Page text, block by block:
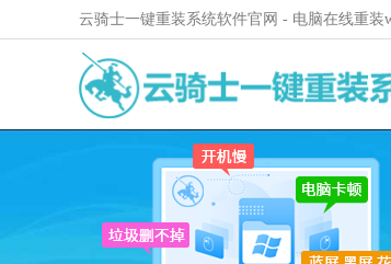
云骑士一键重装系统软件官网 - 电脑在线重装